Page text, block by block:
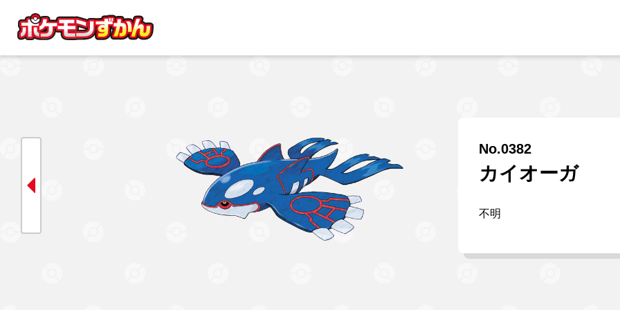
No.0382
カイオーガ
不明